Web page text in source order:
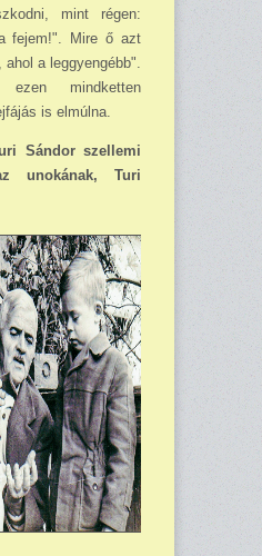
mint régen:
fejem!". Mire ő azt
ahol a leggyengébb".
ezen mindketten
is elmúlna.
Sándor szellemi
unokának, Turi